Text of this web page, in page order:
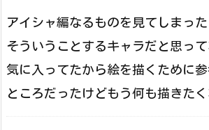
アイシャ編なるものを見てしまった
そういうことするキャラだと思っ
気に入ってたから絵を描くために
ところだったけどもう何も描きた